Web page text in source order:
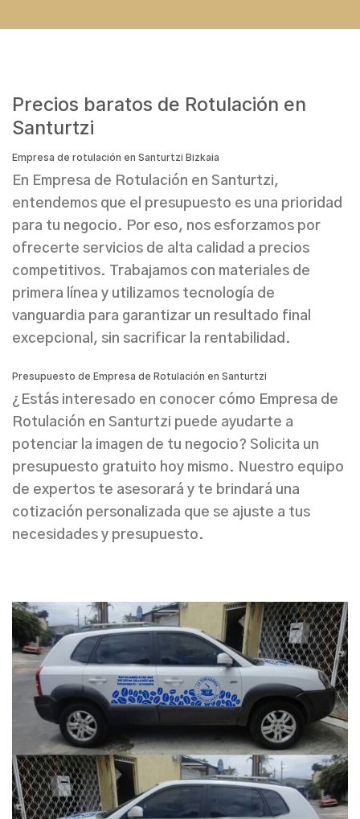
Precios baratos de Rotulación en
Santurtzi
Empresa de rotulación en Santurtzi Bizkaia
En Empresa de Rotulación en Santurtzi,
entendemos que el presupuesto es una prioridad
para tu negocio. Por eso, nos esforzamos por
ofrecerte servicios de alta calidad a precios
competitivos. Trabajamos con materiales de
primera línea y utilizamos tecnología de
vanguardia para garantizar un resultado final
excepcional, sin sacrificar la rentabilidad.
Presupuesto de Empresa de Rotulación en Santurtzi
¿Estás interesado en conocer cómo Empresa de
Rotulación en Santurtzi puede ayudarte a
potenciar la imagen de tu negocio? Solicita un
presupuesto gratuito hoy mismo. Nuestro equipo
de expertos te asesorará y te brindará una
cotización personalizada que se ajuste a tus
necesidades y presupuesto.